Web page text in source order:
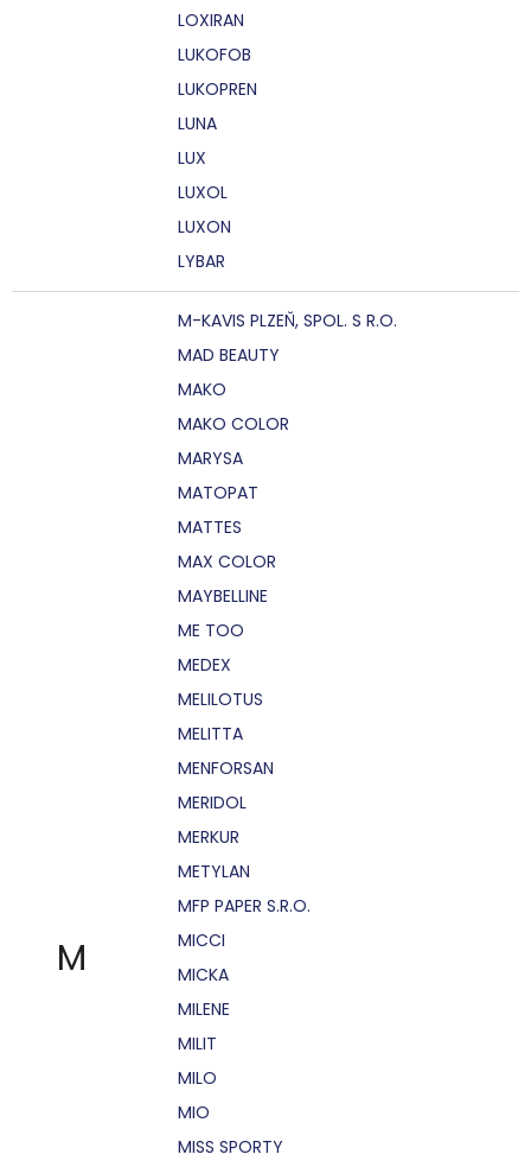
LOXIRAN
LUKOFOB
LUKOPREN
LUNA
LUX
LUXOL
LUXON
LYBAR
M
M-KAVIS PLZEŇ, SPOL. S R.O.
MAD BEAUTY
MAKO
MAKO COLOR
MARYSA
MATOPAT
MATTES
MAX COLOR
MAYBELLINE
ME TOO
MEDEX
MELILOTUS
MELITTA
MENFORSAN
MERIDOL
MERKUR
METYLAN
MFP PAPER S.R.O.
MICCI
MICKA
MILENE
MILIT
MILO
MIO
MISS SPORTY